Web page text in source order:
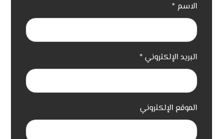
الاسم *
البريد الإلكتروني *
الموقع الإلكتروني